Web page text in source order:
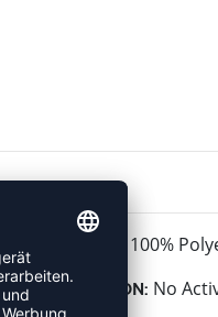
100%
KOLLEKTION: No